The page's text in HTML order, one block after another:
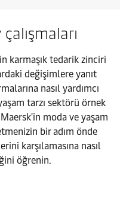
karmaşık tedarik zinciri
değişimlere yanıt
nasıl yardımcı
tarzı sektörü örnek
moda ve yaşam
bir adım önde
karşılamasına nasıl
öğrenin.